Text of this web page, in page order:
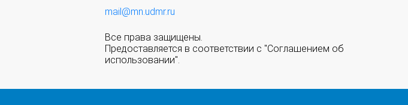
mail@mn.udmr.ru
Все права защищены.
Предоставляется в соответствии с "Соглашением об
использовании".